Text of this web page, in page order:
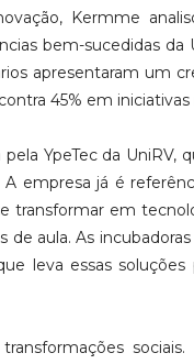
Kermme
bem-sucedidas da
apresentaram um
45% em iniciativas
YpeTec da UniRV,
empresa já é
em
de aula. As
leva essas soluções